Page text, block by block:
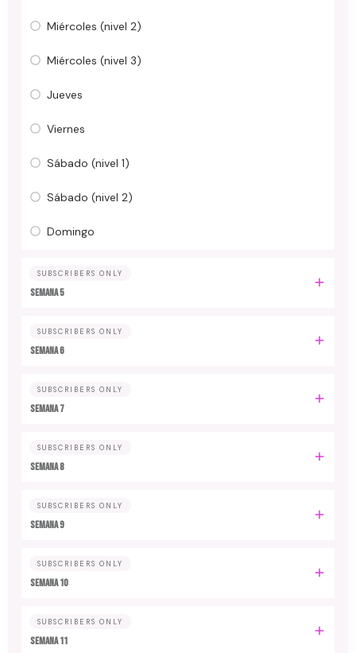
Miércoles (nivel 2)
Miércoles (nivel 3)
Jueves
Viernes
Sábado (nivel 1)
Sábado (nivel 2)
Domingo
SUBSCRIBERS ONLY
Semana 5
SUBSCRIBERS ONLY
Semana 6
SUBSCRIBERS ONLY
Semana 7
SUBSCRIBERS ONLY
Semana 8
SUBSCRIBERS ONLY
Semana 9
SUBSCRIBERS ONLY
Semana 10
SUBSCRIBERS ONLY
Semana 11